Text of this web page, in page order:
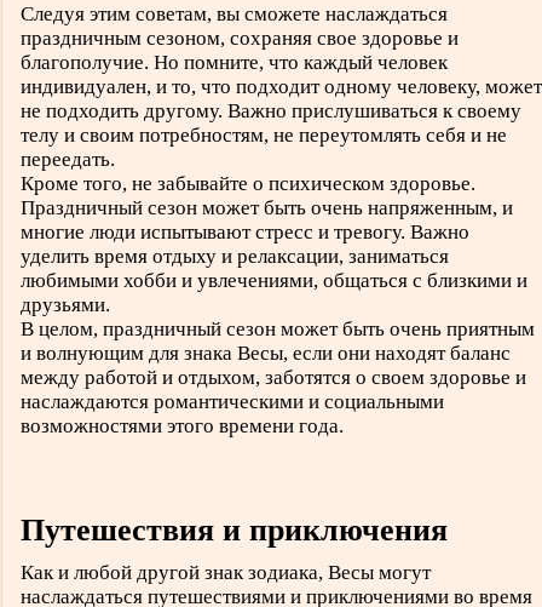
Следуя этим советам, вы сможете наслаждаться
праздничным сезоном, сохраняя свое здоровье и
благополучие. Но помните, что каждый человек
индивидуален, и то, что подходит одному человеку, может
не подходить другому. Важно прислушиваться к своему
телу и своим потребностям, не переутомлять себя и не
переедать.
Кроме того, не забывайте о психическом здоровье.
Праздничный сезон может быть очень напряженным, и
многие люди испытывают стресс и тревогу. Важно
уделить время отдыху и релаксации, заниматься
любимыми хобби и увлечениями, общаться с близкими и
друзьями.
В целом, праздничный сезон может быть очень приятным
и волнующим для знака Весы, если они находят баланс
между работой и отдыхом, заботятся о своем здоровье и
наслаждаются романтическими и социальными
возможностями этого времени года.
Путешествия и приключения
Как и любой другой знак зодиака, Весы могут
наслаждаться путешествиями и приключениями во время